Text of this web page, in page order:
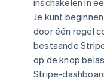
inschakelen in
Je kunt
door één regel
bestaande
op de knop
Stripe-